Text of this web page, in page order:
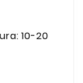
10-20